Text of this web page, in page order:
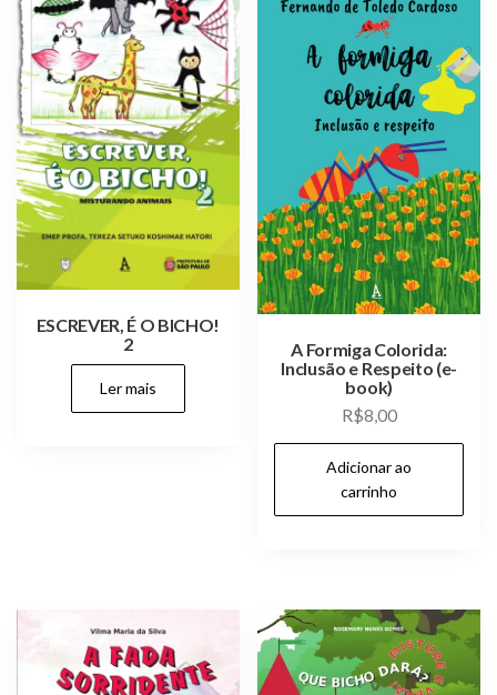
ESCREVER, É O BICHO!
2
Ler mais
A Formiga Colorida:
Inclusão e Respeito (e-
book)
R$8,00
Adicionar ao
carrinho